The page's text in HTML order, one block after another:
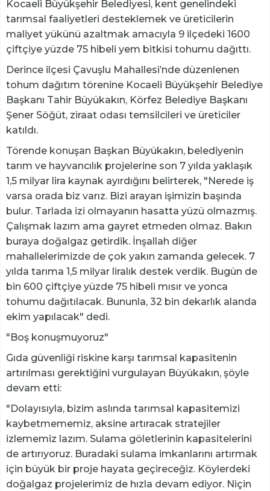
Kocaeli Büyükşehir Belediyesi, kent genelindeki
tarımsal faaliyetleri desteklemek ve üreticilerin
maliyet yükünü azaltmak amacıyla 9 ilçedeki 1600
çiftçiye yüzde 75 hibeli yem bitkisi tohumu dağıttı.
Derince ilçesi Çavuşlu Mahallesi’nde düzenlenen
tohum dağıtım törenine Kocaeli Büyükşehir Belediye
Başkanı Tahir Büyükakın, Körfez Belediye Başkanı
Şener Söğüt, ziraat odası temsilcileri ve üreticiler
katıldı.
Törende konuşan Başkan Büyükakın, belediyenin
tarım ve hayvancılık projelerine son 7 yılda yaklaşık
1,5 milyar lira kaynak ayırdığını belirterek, "Nerede iş
varsa orada biz varız. Bizi arayan işimizin başında
bulur. Tarlada izi olmayanın hasatta yüzü olmazmış.
Çalışmak lazım ama gayret etmeden olmaz. Bakın
buraya doğalgaz getirdik. İnşallah diğer
mahallelerimizde de çok yakın zamanda gelecek. 7
yılda tarıma 1,5 milyar liralık destek verdik. Bugün de
bin 600 çiftçiye yüzde 75 hibeli mısır ve yonca
tohumu dağıtılacak. Bununla, 32 bin dekarlık alanda
ekim yapılacak" dedi.
"Boş konuşmuyoruz"
Gıda güvenliği riskine karşı tarımsal kapasitenin
artırılması gerektiğini vurgulayan Büyükakın, şöyle
devam etti:
"Dolayısıyla, bizim aslında tarımsal kapasitemizi
kaybetmememiz, aksine artıracak stratejiler
izlememiz lazım. Sulama göletlerinin kapasitelerini
de artırıyoruz. Buradaki sulama imkanlarını artırmak
için büyük bir proje hayata geçireceğiz. Köylerdeki
doğalgaz projelerimiz de hızla devam ediyor. Niçin